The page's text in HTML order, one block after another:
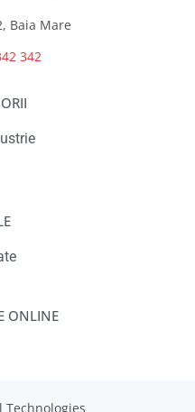
Baia Mare
342
ONLINE
Technologies